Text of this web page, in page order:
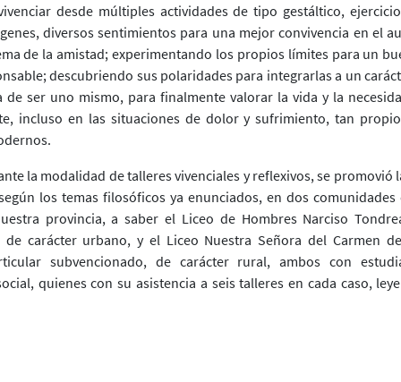
desde múltiples actividades de tipo gestáltico,
diversos sentimientos para una mejor convivencia en el
de la amistad; experimentando los propios límites para un
descubriendo sus polaridades para integrarlas a un
de ser uno mismo, para finalmente valorar la vida y la
incluso en las situaciones de dolor y sufrimiento, tan
la modalidad de talleres vivenciales y reflexivos, se promovió
los temas filosóficos ya enunciados, en dos comunidades
provincia, a saber el Liceo de Hombres Narciso
de carácter urbano, y el Liceo Nuestra Señora del Carmen
subvencionado, de carácter rural, ambos con
quienes con su asistencia a seis talleres en cada caso,